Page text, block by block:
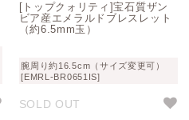
[トップクォリティ]宝石質ザン
ビア産エメラルドブレスレット
（約6.5mm玉）
腕周り約16.5cm（サイズ変更可）
[EMRL-BR0651IS]
SOLD OUT